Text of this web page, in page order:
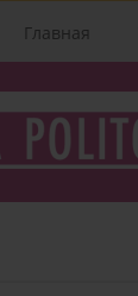
Главная